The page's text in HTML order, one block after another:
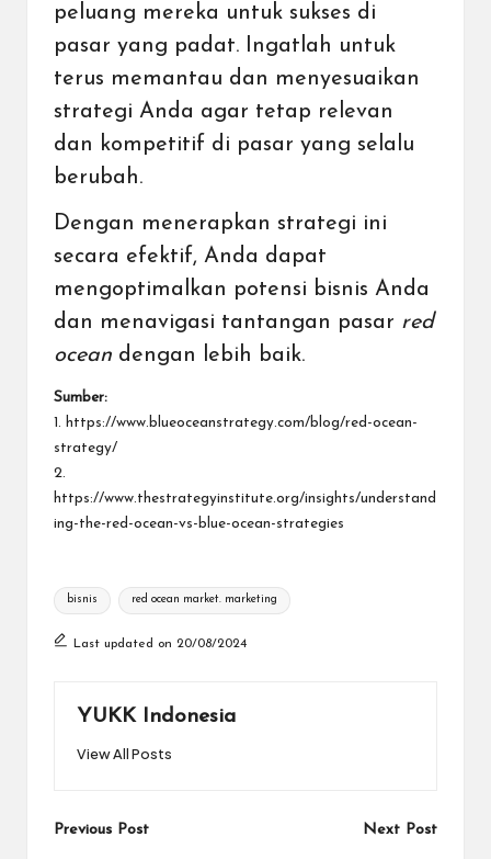
peluang mereka untuk sukses di
pasar yang padat. Ingatlah untuk
terus memantau dan menyesuaikan
strategi Anda agar tetap relevan
dan kompetitif di pasar yang selalu
berubah.
Dengan menerapkan strategi ini
secara efektif, Anda dapat
mengoptimalkan potensi bisnis Anda
dan menavigasi tantangan pasar red
ocean dengan lebih baik.
Sumber:
1. https://www.blueoceanstrategy.com/blog/red-ocean-
strategy/
2.
https://www.thestrategyinstitute.org/insights/understand
ing-the-red-ocean-vs-blue-ocean-strategies
Tags:
bisnis red ocean market. marketing
Last updated on 20/08/2024
YUKK Indonesia
View All Posts
Post
Previous Post Next Post